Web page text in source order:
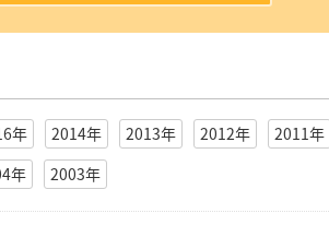
年 2014年 2013年 2012年 2011年
年 2003年